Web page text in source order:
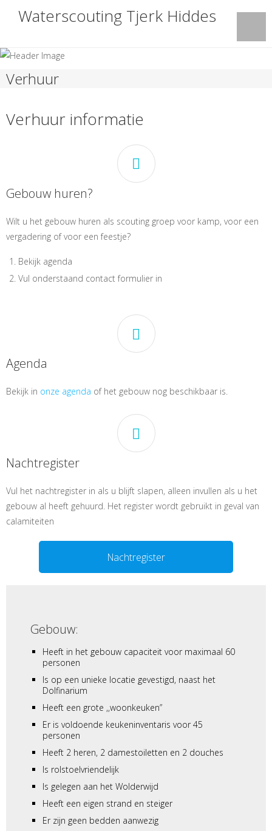
Waterscouting Tjerk Hiddes
Verhuur
Verhuur informatie
Gebouw huren?
Wilt u het gebouw huren als scouting groep voor kamp, voor een
vergadering of voor een feestje?
Bekijk agenda
Vul onderstaand contact formulier in
Agenda
Bekijk in onze agenda of het gebouw nog beschikbaar is.
Nachtregister
Vul het nachtregister in als u blijft slapen, alleen invullen als u het
gebouw al heeft gehuurd. Het register wordt gebruikt in geval van
calamiteiten
Nachtregister
Gebouw:
Heeft in het gebouw capaciteit voor maximaal 60
personen
Is op een unieke locatie gevestigd, naast het
Dolfinarium
Heeft een grote ,,woonkeuken”
Er is voldoende keukeninventaris voor 45
personen
Heeft 2 heren, 2 damestoiletten en 2 douches
Is rolstoelvriendelijk
Is gelegen aan het Wolderwijd
Heeft een eigen strand en steiger
Er zijn geen bedden aanwezig